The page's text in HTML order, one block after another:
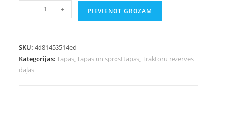
- + PIEVIENOT GROZAM
SKU:4d81453514ed
Kategorijas:Tapas,Tapas un sprosttapas,Traktoru rezerves
daļas